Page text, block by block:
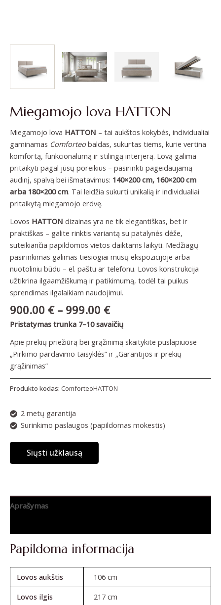
Miegamojo lova HATTON
Miegamojo lova HATTON – tai aukštos kokybės, individualiai
gaminamas Comforteo baldas, sukurtas tiems, kurie vertina
komfortą, funkcionalumą ir stilingą interjerą. Lovą galima
pritaikyti pagal jūsų poreikius – pasirinkti pageidaujamą
audinį, spalvą bei išmatavimus: 140×200 cm, 160×200 cm
arba 180×200 cm. Tai leidžia sukurti unikalią ir individualiai
pritaikytą miegamojo erdvę.
Lovos HATTON dizainas yra ne tik elegantiškas, bet ir
praktiškas – galite rinktis variantą su patalynės dėže,
suteikiančia papildomos vietos daiktams laikyti. Medžiagų
pasirinkimas galimas tiesiogiai mūsų ekspozicijoje arba
nuotoliniu būdu – el. paštu ar telefonu. Lovos konstrukcija
užtikrina ilgaamžiškumą ir patikimumą, todėl tai puikus
sprendimas ilgalaikiam naudojimui.
900.00 €– 999.00 €
Pristatymas trunka 7–10 savaičių
Apie prekių priežiūrą bei grąžinimą skaitykite puslapiuose
„Pirkimo pardavimo taisyklės” ir „Garantijos ir prekių
grąžinimas”
Produkto kodas: ComforteoHATTON
2 metų garantija
Surinkimo paslaugos (papildomas mokestis)
Siųsti užklausą
Aprašymas
Papildoma informacija
Lovos aukštis
106 cm
Lovos ilgis
217 cm